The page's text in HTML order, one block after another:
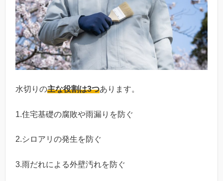
水切りの主な役割は3つあります。
1.住宅基礎の腐敗や雨漏りを防ぐ
2.シロアリの発生を防ぐ
3.雨だれによる外壁汚れを防ぐ